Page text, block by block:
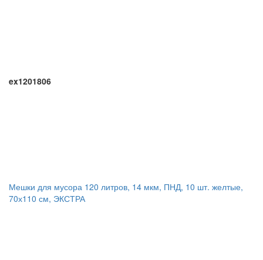
ex1201806
Мешки для мусора 120 литров, 14 мкм, ПНД, 10 шт. желтые,
70х110 см, ЭКСТРА